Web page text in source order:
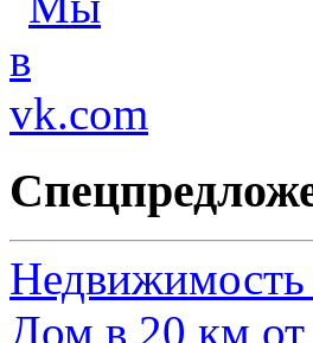
Дом в 20 км